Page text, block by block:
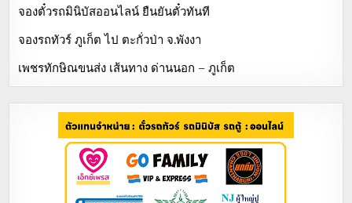
จองตั๋วรถมินิบัสออนไลน์ ยืนยันตั๋วทันที
จองรถทัวร์ ภูเก็ต ไป ตะกั่วป่า จ.พังงา
เพชรทักษิณขนส่ง เส้นทาง ด่านนอก – ภูเก็ต